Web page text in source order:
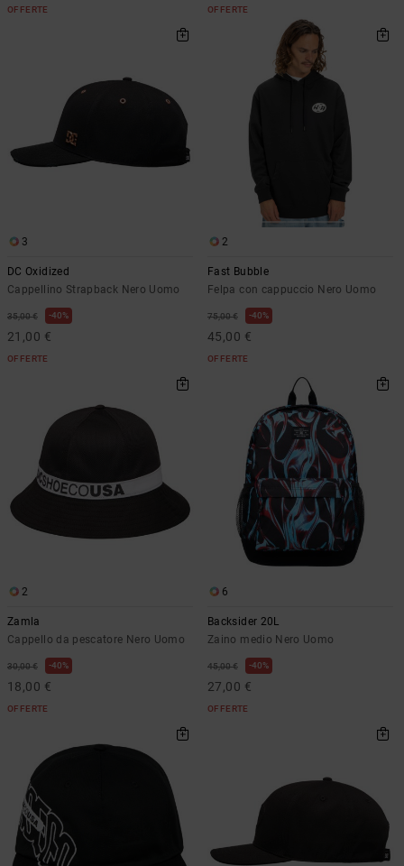
OFFERTE OFFERTE
3
DC Oxidized
Cappellino Strapback Nero Uomo
35,00 € 40%
21,00 €
OFFERTE
2
Fast Bubble
Felpa con cappuccio Nero Uomo
75,00 € 40%
45,00 €
OFFERTE
2
Zamla
Cappello da pescatore Nero Uomo
30,00 € 40%
18,00 €
OFFERTE
6
Backsider 20L
Zaino medio Nero Uomo
45,00 € 40%
27,00 €
OFFERTE